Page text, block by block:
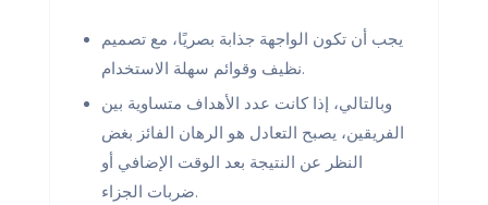
يجب أن تكون الواجهة جذابة بصريًا، مع تصميم
نظيف وقوائم سهلة الاستخدام.
وبالتالي، إذا كانت عدد الأهداف متساوية بين
الفريقين، يصبح التعادل هو الرهان الفائز بغض
النظر عن النتيجة بعد الوقت الإضافي أو
ضربات الجزاء.